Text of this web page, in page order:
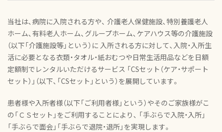
当社は、病院に入院される方や、 介護老人保健施設、特別養護老人
ホーム、有料老人ホーム、グループホーム、ケアハウス等の介護施設
（以下「介護施設等」という）に 入所される方に対して、入院・入所生
活に必要となる衣類・タオル・紙おむつや日常生活用品などを日額
定額制でレンタルいただけるサービス 「CSセット（ケア・サポート
セット）」（以下、「CSセット」という）を展開しています。
患者様や入所者様（以下「ご利用者様」という）やそのご家族様がこ
の「ＣＳセット」をご利用することにより、 「手ぶらで入院・入所」
「手ぶらで面会」「手ぶらで退院・退所」を実現します。